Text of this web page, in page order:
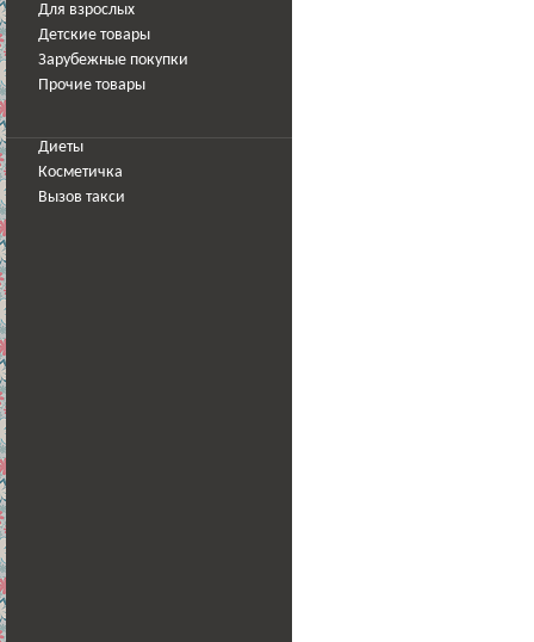
Для взрослых
Детские товары
Зарубежные покупки
Прочие товары
Диеты
Косметичка
Вызов такси